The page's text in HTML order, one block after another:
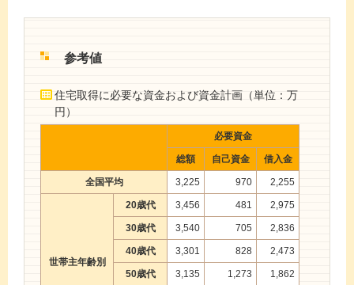
参考値
住宅取得に必要な資金および資金計画（単位：万
円）
必要資金
総額 自己資金 借入金
全国平均 3,225 970 2,255
世帯主年齢別
20歳代 3,456 481 2,975
30歳代 3,540 705 2,836
40歳代 3,301 828 2,473
50歳代 3,135 1,273 1,862